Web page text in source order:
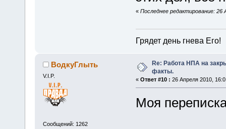
« Последнее редактирование: 26
Грядет день гнева Его!
ВодкуГлыть
V.I.P.
Сообщений: 1262
Re: Работа НПА на
факты.
« Ответ #10 : 26 Апреля 2010,
Моя